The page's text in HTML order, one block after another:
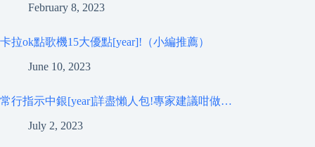
February 8, 2023
卡拉ok點歌機15大優點[year]!（小編推薦）
June 10, 2023
常行指示中銀[year]詳盡懶人包!專家建議咁做…
July 2, 2023